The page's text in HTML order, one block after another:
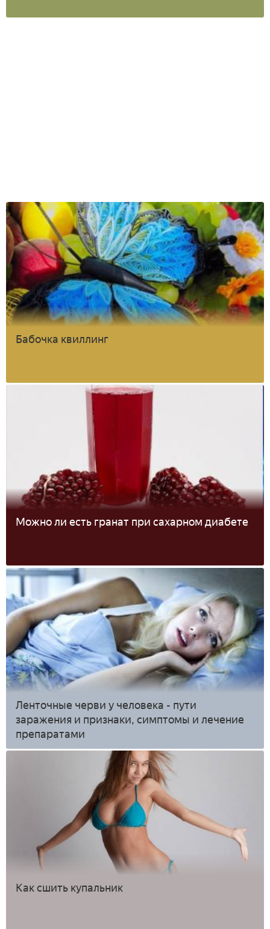
Бабочка квиллинг
Можно ли есть гранат при сахарном диабете
Ленточные черви у человека - пути
заражения и признаки, симптомы и лечение
препаратами
Как сшить купальник